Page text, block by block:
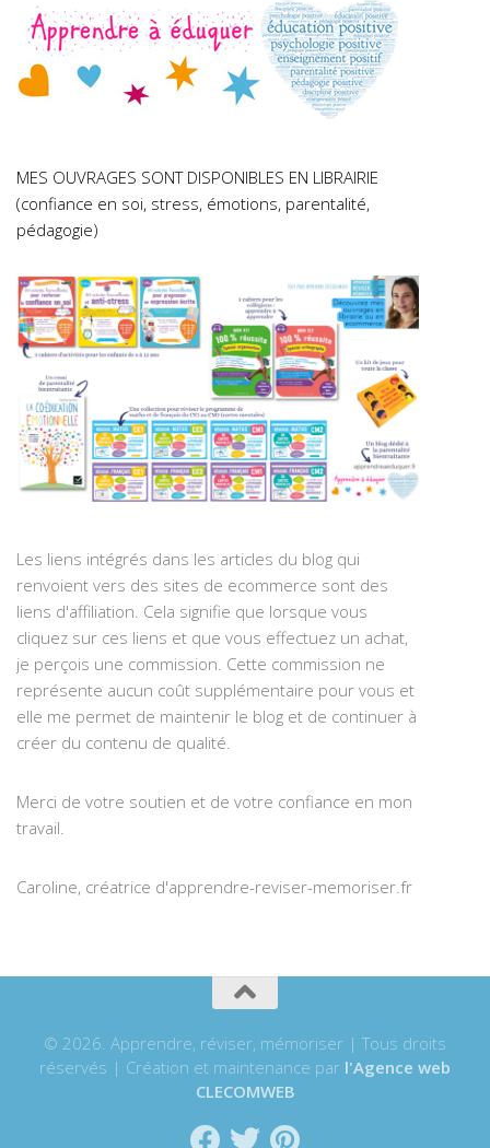
MES OUVRAGES SONT DISPONIBLES EN LIBRAIRIE
(confiance en soi, stress, émotions, parentalité,
pédagogie)
Les liens intégrés dans les articles du blog qui
renvoient vers des sites de ecommerce sont des
liens d'affiliation. Cela signifie que lorsque vous
cliquez sur ces liens et que vous effectuez un achat,
je perçois une commission. Cette commission ne
représente aucun coût supplémentaire pour vous et
elle me permet de maintenir le blog et de continuer à
créer du contenu de qualité.
Merci de votre soutien et de votre confiance en mon
travail.
Caroline, créatrice d'apprendre-reviser-memoriser.fr
© 2026. Apprendre, réviser, mémoriser | Tous droits
réservés | Création et maintenance par l'Agence web
CLECOMWEB